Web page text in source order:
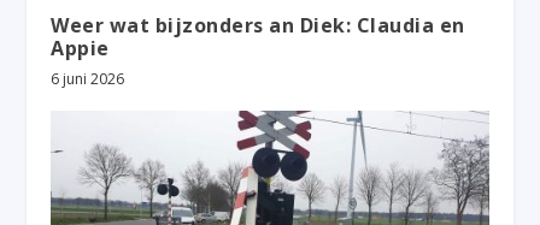
Weer wat bijzonders an Diek: Claudia en
Appie
6 juni 2026